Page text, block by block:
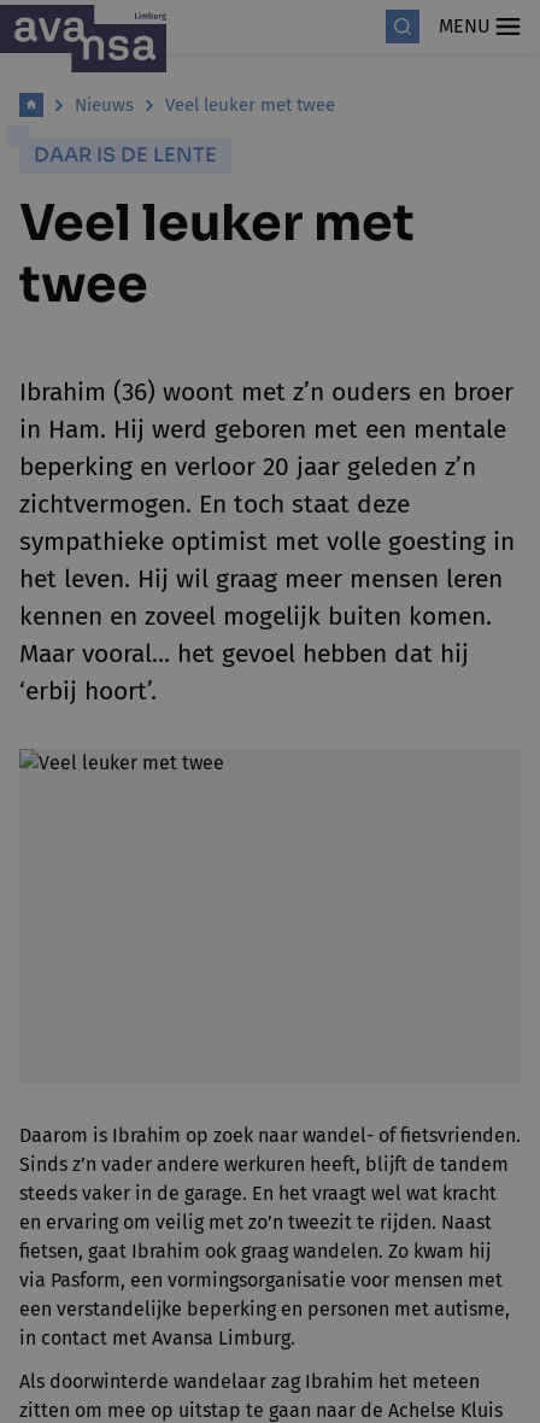
MENU
Nieuws Veel leuker met twee
DAAR IS DE LENTE
Veel leuker met
twee
Ibrahim (36) woont met z’n ouders en broer
in Ham. Hij werd geboren met een mentale
beperking en verloor 20 jaar geleden z’n
zichtvermogen. En toch staat deze
sympathieke optimist met volle goesting in
het leven. Hij wil graag meer mensen leren
kennen en zoveel mogelijk buiten komen.
Maar vooral... het gevoel hebben dat hij
‘erbij hoort’.
Daarom is Ibrahim op zoek naar wandel- of fietsvrienden.
Sinds z’n vader andere werkuren heeft, blijft de tandem
steeds vaker in de garage. En het vraagt wel wat kracht
en ervaring om veilig met zo’n tweezit te rijden. Naast
fietsen, gaat Ibrahim ook graag wandelen. Zo kwam hij
via Pasform, een vormingsorganisatie voor mensen met
een verstandelijke beperking en personen met autisme,
in contact met Avansa Limburg.
Als doorwinterde wandelaar zag Ibrahim het meteen
zitten om mee op uitstap te gaan naar de Achelse Kluis